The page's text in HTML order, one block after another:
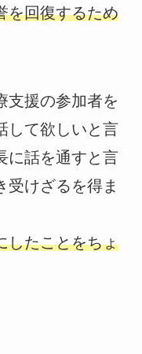
を回復するため
支援の参加者を
して欲しいと言
に話を通すと言
受けざるを得ま
したことをちょ